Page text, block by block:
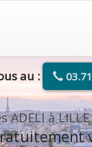
au :
ADELI à LILLE